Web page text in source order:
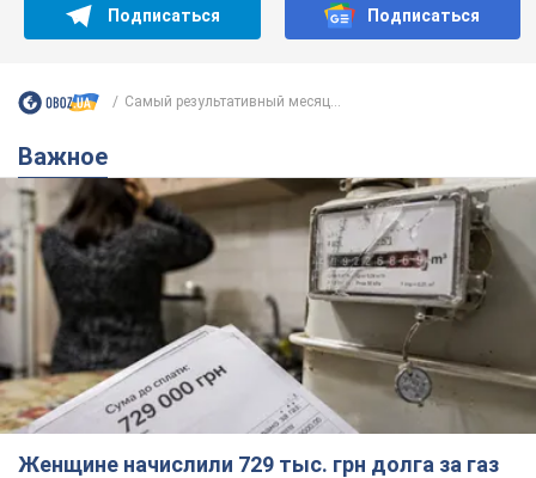
Подписаться Подписаться
Самый результативный месяц...
Важное
Женщине начислили 729 тыс. грн долга за газ